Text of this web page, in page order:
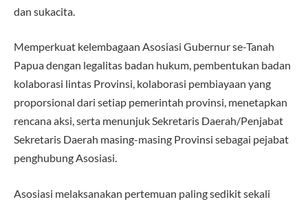
dan sukacita.
Memperkuat kelembagaan Asosiasi Gubernur se-Tanah
Papua dengan legalitas badan hukum, pembentukan badan
kolaborasi lintas Provinsi, kolaborasi pembiayaan yang
proporsional dari setiap pemerintah provinsi, menetapkan
rencana aksi, serta menunjuk Sekretaris Daerah/Penjabat
Sekretaris Daerah masing-masing Provinsi sebagai pejabat
penghubung Asosiasi.
Asosiasi melaksanakan pertemuan paling sedikit sekali